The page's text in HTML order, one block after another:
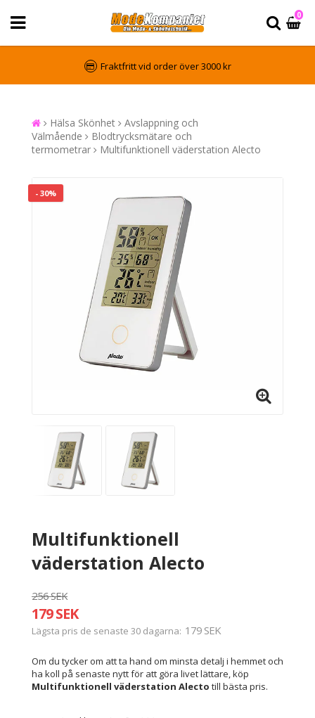
0
Fraktfritt vid order över 3000 kr
Hälsa Skönhet
Avslappning och
Välmående
Blodtrycksmätare och
termometrar
Multifunktionell väderstation Alecto
- 30%
Multifunktionell
väderstation Alecto
256 SEK
179 SEK
Lägsta pris de senaste 30 dagarna 179 SEK
Om du tycker om att ta hand om minsta detalj i hemmet och
ha koll på senaste nytt för att göra livet lättare, köp
Multifunktionell väderstation Alecto till bästa pris.